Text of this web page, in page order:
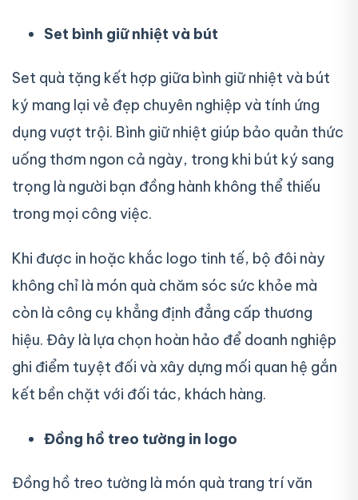
Set bình giữ nhiệt và bút
Set quà tặng kết hợp giữa bình giữ nhiệt và bút
ký mang lại vẻ đẹp chuyên nghiệp và tính ứng
dụng vượt trội. Bình giữ nhiệt giúp bảo quản thức
uống thơm ngon cả ngày, trong khi bút ký sang
trọng là người bạn đồng hành không thể thiếu
trong mọi công việc.
Khi được in hoặc khắc logo tinh tế, bộ đôi này
không chỉ là món quà chăm sóc sức khỏe mà
còn là công cụ khẳng định đẳng cấp thương
hiệu. Đây là lựa chọn hoàn hảo để doanh nghiệp
ghi điểm tuyệt đối và xây dựng mối quan hệ gắn
kết bền chặt với đối tác, khách hàng.
Đồng hồ treo tường in logo
Đồng hồ treo tường là món quà trang trí văn